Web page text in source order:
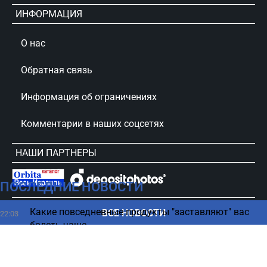
ПОСЛЕДНИЕ НОВОСТИ
22:03
Какие повседневные продукты "заставляют" вас
болеть чаще
ВСЕ НОВОСТИ
ИНФОРМАЦИЯ
О нас
Обратная связь
Информация об ограничениях
Комментарии в наших соцсетях
НАШИ ПАРТНЕРЫ
сursorinfo.co.il © Все права защищены